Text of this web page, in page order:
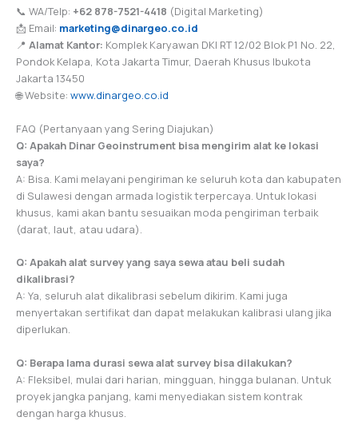
📞 WA/Telp: +62 878-7521-4418 (Digital Marketing)
📩 Email: marketing@dinargeo.co.id
📍 Alamat Kantor: Komplek Karyawan DKI RT 12/02 Blok P1 No. 22,
Pondok Kelapa, Kota Jakarta Timur, Daerah Khusus Ibukota
Jakarta 13450
🌐 Website: www.dinargeo.co.id
FAQ (Pertanyaan yang Sering Diajukan)
Q: Apakah Dinar Geoinstrument bisa mengirim alat ke lokasi
saya?
A: Bisa. Kami melayani pengiriman ke seluruh kota dan kabupaten
di Sulawesi dengan armada logistik terpercaya. Untuk lokasi
khusus, kami akan bantu sesuaikan moda pengiriman terbaik
(darat, laut, atau udara).
Q: Apakah alat survey yang saya sewa atau beli sudah
dikalibrasi?
A: Ya, seluruh alat dikalibrasi sebelum dikirim. Kami juga
menyertakan sertifikat dan dapat melakukan kalibrasi ulang jika
diperlukan.
Q: Berapa lama durasi sewa alat survey bisa dilakukan?
A: Fleksibel, mulai dari harian, mingguan, hingga bulanan. Untuk
proyek jangka panjang, kami menyediakan sistem kontrak
dengan harga khusus.